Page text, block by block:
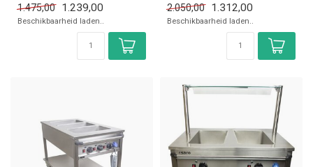
1.475,00
1.239,00
Beschikbaarheid laden..
✓ Breedte 90,...
2.050,00 1.312,00
Beschikbaarheid laden..